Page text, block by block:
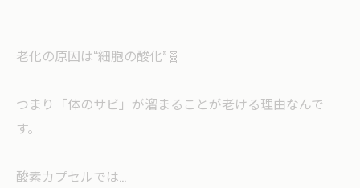
老化の原因は“細胞の酸化”🧬
つまり「体のサビ」が溜まることが老ける理由なんで
す。
酸素カプセルでは…